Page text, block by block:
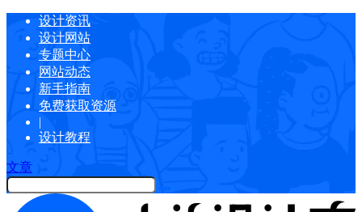
设计资讯
设计网站
专题中心
网站动态
新手指南
免费获取资源
|
设计教程
文章